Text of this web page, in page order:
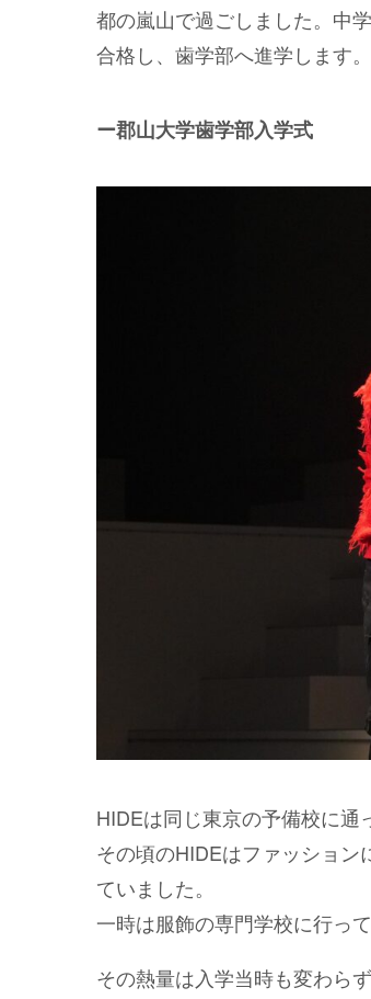
都の嵐山で過ごしました。中
合格し、歯学部へ進学します。
ー郡山大学歯学部入学式
HIDEは同じ東京の予備校に通
その頃のHIDEはファッション
ていました。
一時は服飾の専門学校に行っ
その熱量は入学当時も変わら